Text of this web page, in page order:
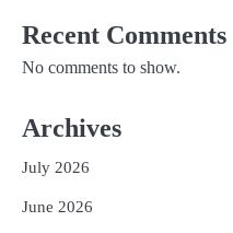
Recent Comments
No comments to show.
Archives
July 2026
June 2026